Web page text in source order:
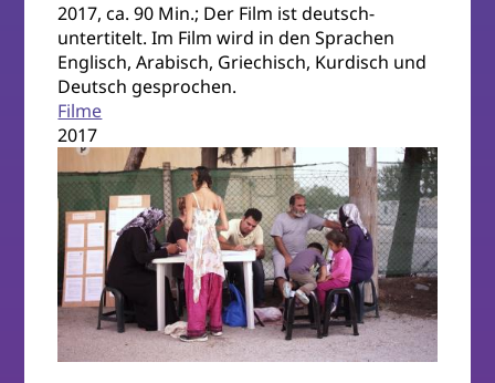
2017, ca. 90 Min.; Der Film ist deutsch-
untertitelt. Im Film wird in den Sprachen
Englisch, Arabisch, Griechisch, Kurdisch und
Deutsch gesprochen.
Filme
2017